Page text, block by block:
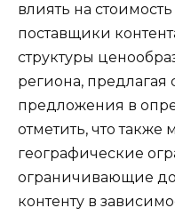
влиять на
поставщики
структуры
региона,
предложения в
отметить, что также
географические
ограничивающие
контенту в